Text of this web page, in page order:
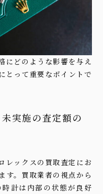
にどのような影響を与え
とって重要なポイントで
実施の査定額の
レックスの買取査定にお
す。買取業者の視点から
計は内部の状態が良好